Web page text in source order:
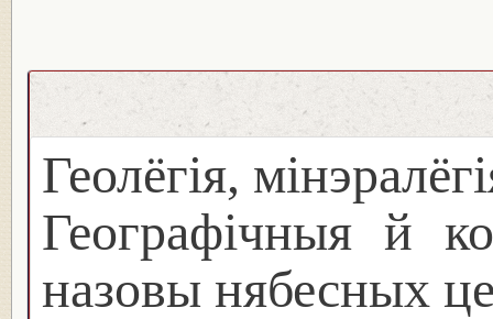
Геолёгія,
Географічныя й
назовы нябесных